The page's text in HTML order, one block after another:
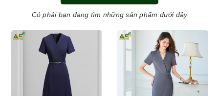
Có phải bạn đang tìm những sản phẩm dưới đây